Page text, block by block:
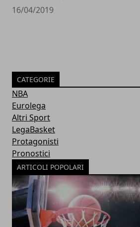
16/04/2019
CATEGORIE
NBA
Eurolega
Altri Sport
LegaBasket
Protagonisti
Pronostici
ARTICOLI POPOLARI